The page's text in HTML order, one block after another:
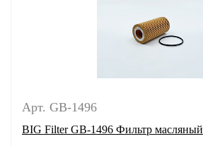
Арт. GB-1496
BIG Filter GB-1496 Фильтр масляный